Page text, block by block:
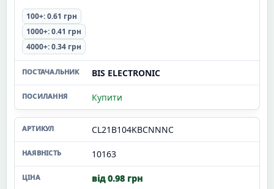
100+: 0.61 грн
1000+: 0.41 грн
4000+: 0.34 грн
BIS ELECTRONIC
Купити
CL21B104KBCNNNC
10163
від 0.98 грн